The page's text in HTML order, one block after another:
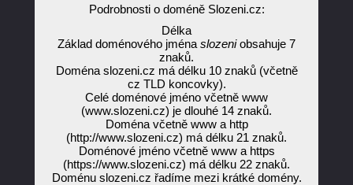
Podrobnosti o doméně Slozeni.cz:
Délka
Základ doménového jména slozeniobsahuje 7
znaků.
Doména slozeni.cz má délku 10 znaků (včetně
cz TLD koncovky).
Celé doménové jméno včetně www
(www.slozeni.cz) je dlouhé 14 znaků.
Doména včetně www a http
(http://www.slozeni.cz) má délku 21 znaků.
Doménové jméno včetně www a https
(https://www.slozeni.cz) má délku 22 znaků.
Doménu slozeni.cz řadíme mezi krátké domény.